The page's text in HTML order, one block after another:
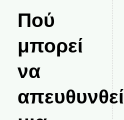
Πού
μπορεί
να
απευθυνθεί